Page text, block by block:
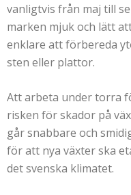
vanligtvis från maj till
marken mjuk och lätt
enklare att förbereda
sten eller plattor.
Att arbeta under torra
risken för skador på
går snabbare och
för att nya växter ska
det svenska klimatet.